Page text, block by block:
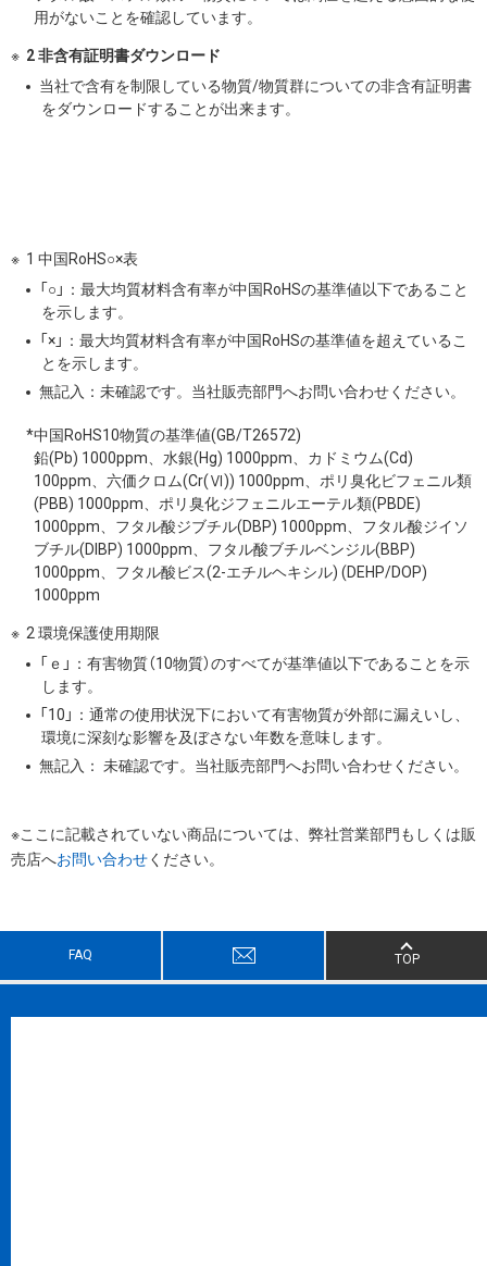
用がないことを確認しています。
2 非含有証明書ダウンロード
当社で含有を制限している物質/物質群についての非含有証明書
をダウンロードすることが出来ます。
1 中国RoHS○×表
「○」：最大均質材料含有率が中国RoHSの基準値以下であること
を示します。
「×」：最大均質材料含有率が中国RoHSの基準値を超えているこ
とを示します。
無記入：未確認です。当社販売部門へお問い合わせください。
*中国RoHS10物質の基準値(GB/T26572)
鉛(Pb) 1000ppm、水銀(Hg) 1000ppm、カドミウム(Cd)
100ppm、六価クロム(Cr(Ⅵ)) 1000ppm、ポリ臭化ビフェニル類
(PBB) 1000ppm、ポリ臭化ジフェニルエーテル類(PBDE)
1000ppm、フタル酸ジブチル(DBP) 1000ppm、フタル酸ジイソ
ブチル(DIBP) 1000ppm、フタル酸ブチルベンジル(BBP)
1000ppm、フタル酸ビス(2-エチルヘキシル) (DEHP/DOP)
1000ppm
2 環境保護使用期限
「ｅ」：有害物質（10物質）のすべてが基準値以下であることを示
します。
「10」：通常の使用状況下において有害物質が外部に漏えいし、
環境に深刻な影響を及ぼさない年数を意味します。
無記入： 未確認です。当社販売部門へお問い合わせください。
※ここに記載されていない商品については、弊社営業部門もしくは販
売店へお問い合わせください。
FAQ TOP